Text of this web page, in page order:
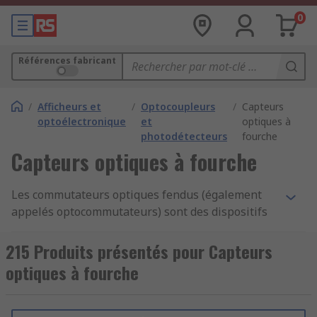
0
Références fabricant
/ Afficheurs et
optoélectronique
/ Optocoupleurs
et
photodétecteurs
/ Capteurs
optiques à
fourche
Capteurs optiques à fourche
Les commutateurs optiques fendus (également
appelés optocommutateurs) sont des dispositifs
arrêt) lorsque les faisceaux lumineux sont
interrompus dans divers types d'instruments,
systèmes et équipements.
Les commutateurs contiennent des <
215 Produits présentés pour Capteurs
optiques à fourche